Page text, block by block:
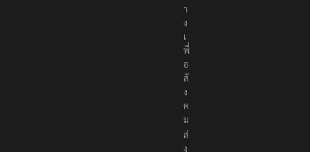
ล
า
ง
เ
พื่
อ
สั
ง
ค
ม
ส่